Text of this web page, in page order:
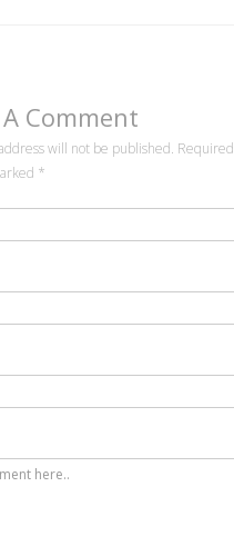
Comment
will not be published. Required
*